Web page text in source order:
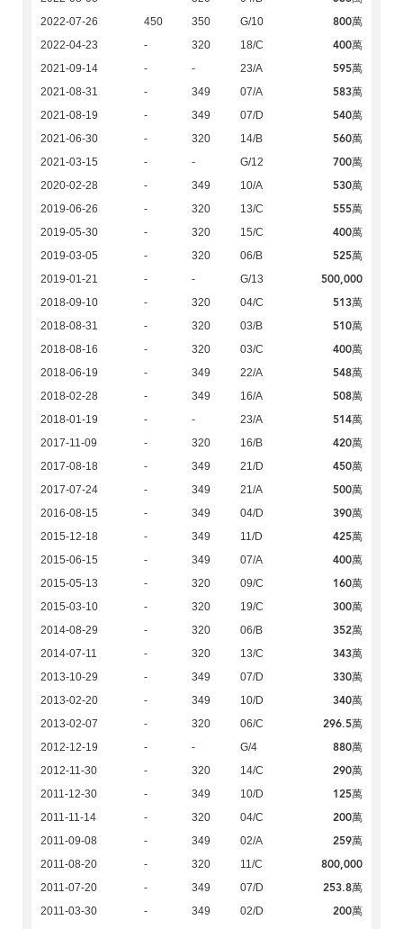
2022-07-26 450 350 G/10 800萬
2022-04-23 - 320 18/C 400萬
2021-09-14 - - 23/A 595萬
2021-08-31 - 349 07/A 583萬
2021-08-19 - 349 07/D 540萬
2021-06-30 - 320 14/B 560萬
2021-03-15 - - G/12 700萬
2020-02-28 - 349 10/A 530萬
2019-06-26 - 320 13/C 555萬
2019-05-30 - 320 15/C 400萬
2019-03-05 - 320 06/B 525萬
2019-01-21 - - G/13 500,000
2018-09-10 - 320 04/C 513萬
2018-08-31 - 320 03/B 510萬
2018-08-16 - 320 03/C 400萬
2018-06-19 - 349 22/A 548萬
2018-02-28 - 349 16/A 508萬
2018-01-19 - - 23/A 514萬
2017-11-09 - 320 16/B 420萬
2017-08-18 - 349 21/D 450萬
2017-07-24 - 349 21/A 500萬
2016-08-15 - 349 04/D 390萬
2015-12-18 - 349 11/D 425萬
2015-06-15 - 349 07/A 400萬
2015-05-13 - 320 09/C 160萬
2015-03-10 - 320 19/C 300萬
2014-08-29 - 320 06/B 352萬
2014-07-11 - 320 13/C 343萬
2013-10-29 - 349 07/D 330萬
2013-02-20 - 349 10/D 340萬
2013-02-07 - 320 06/C 296.5萬
2012-12-19 - - G/4 880萬
2012-11-30 - 320 14/C 290萬
2011-12-30 - 349 10/D 125萬
2011-11-14 - 320 04/C 200萬
2011-09-08 - 349 02/A 259萬
2011-08-20 - 320 11/C 800,000
2011-07-20 - 349 07/D 253.8萬
2011-03-30 - 349 02/D 200萬